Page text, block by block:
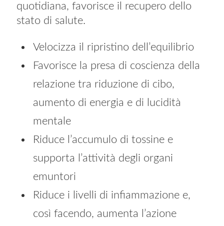
quotidiana, favorisce il recupero dello
stato di salute.
Velocizza il ripristino dell’equilibrio
Favorisce la presa di coscienza della
relazione tra riduzione di cibo,
aumento di energia e di lucidità
mentale
Riduce l’accumulo di tossine e
supporta l’attività degli organi
emuntori
Riduce i livelli di infiammazione e,
così facendo, aumenta l’azione